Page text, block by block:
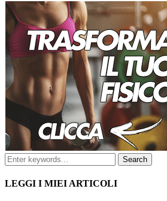
LEGGI I MIEI ARTICOLI